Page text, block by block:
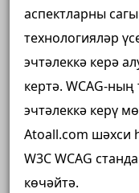
аспектларны
технологияләр
эчтәлеккә керә
кертә. WCAG-
эчтәлеккә керү
Atoall.com шәхси
W3C WCAG
көчәйтә.